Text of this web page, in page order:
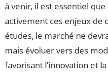
à venir, il est essentiel
activement ces enjeux de
études, le marché ne
mais évoluer vers des
favorisant l’innovation et